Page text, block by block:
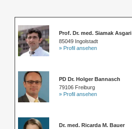
Prof. Dr. med. Siamak Asgari
85049 Ingolstadt
» Profil ansehen
PD Dr. Holger Bannasch
79106 Freiburg
» Profil ansehen
Dr. med. Ricarda M. Bauer